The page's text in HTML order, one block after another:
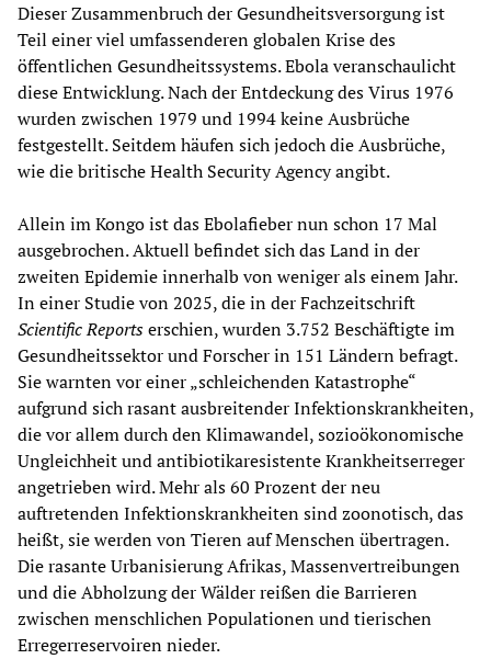
Dieser Zusammenbruch der Gesundheitsversorgung ist
Teil einer viel umfassenderen globalen Krise des
öffentlichen Gesundheitssystems. Ebola veranschaulicht
diese Entwicklung. Nach der Entdeckung des Virus 1976
wurden zwischen 1979 und 1994 keine Ausbrüche
festgestellt. Seitdem häufen sich jedoch die Ausbrüche,
wie die britische Health Security Agency angibt.
Allein im Kongo ist das Ebolafieber nun schon 17 Mal
ausgebrochen. Aktuell befindet sich das Land in der
zweiten Epidemie innerhalb von weniger als einem Jahr.
In einer Studie von 2025, die in der Fachzeitschrift
Scientific Reportserschien, wurden 3.752 Beschäftigte im
Gesundheitssektor und Forscher in 151 Ländern befragt.
Sie warnten vor einer „schleichenden Katastrophe“
aufgrund sich rasant ausbreitender Infektionskrankheiten,
die vor allem durch den Klimawandel, sozioökonomische
Ungleichheit und antibiotikaresistente Krankheitserreger
angetrieben wird. Mehr als 60 Prozent der neu
auftretenden Infektionskrankheiten sind zoonotisch, das
heißt, sie werden von Tieren auf Menschen übertragen.
Die rasante Urbanisierung Afrikas, Massenvertreibungen
und die Abholzung der Wälder reißen die Barrieren
zwischen menschlichen Populationen und tierischen
Erregerreservoiren nieder.